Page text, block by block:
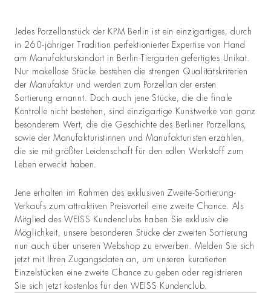
Jedes Porzellanstück der KPM Berlin ist ein einzigartiges, durch
in 260-jähriger Tradition perfektionierter Expertise von Hand
am Manufakturstandort in Berlin-Tiergarten gefertigtes Unikat.
Nur makellose Stücke bestehen die strengen Qualitätskriterien
der Manufaktur und werden zum Porzellan der ersten
Sortierung ernannt. Doch auch jene Stücke, die die finale
Kontrolle nicht bestehen, sind einzigartige Kunstwerke von ganz
besonderem Wert, die die Geschichte des Berliner Porzellans,
sowie der Manufakturistinnen und Manufakturisten erzählen,
die sie mit größter Leidenschaft für den edlen Werkstoff zum
Leben erweckt haben.
Jene erhalten im Rahmen des exklusiven Zweite-Sortierung-
Verkaufs zum attraktiven Preisvorteil eine zweite Chance. Als
Mitglied des WEISS Kundenclubs haben Sie exklusiv die
Möglichkeit, unsere besonderen Stücke der zweiten Sortierung
nun auch über unseren Webshop zu erwerben. Melden Sie sich
jetzt mit Ihren Zugangsdaten an, um unseren kuratierten
Einzelstücken eine zweite Chance zu geben oder registrieren
Sie sich jetzt kostenlos für den WEISS Kundenclub.